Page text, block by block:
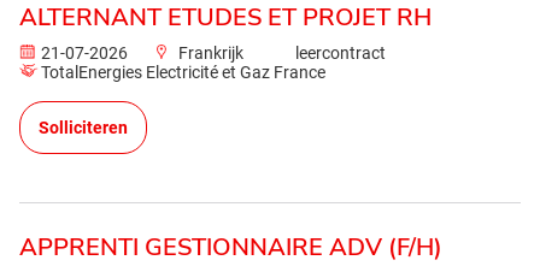
ALTERNANT ETUDES ET PROJET RH
21-07-2026 Frankrijk
leercontract
TotalEnergies Electricité et Gaz France
Solliciteren
APPRENTI GESTIONNAIRE ADV (F/H)